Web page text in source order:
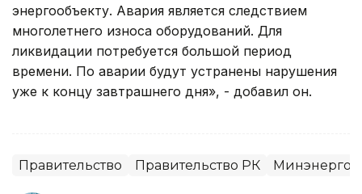
энергообъекту. Авария является следствием
многолетнего износа оборудований. Для
ликвидации потребуется большой период
времени. По аварии будут устранены нарушения
уже к концу завтрашнего дня», - добавил он.
Правительство Правительство РК Минэнерго